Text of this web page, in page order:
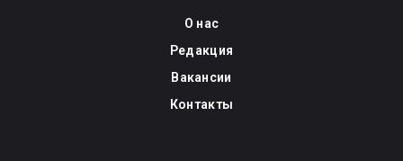
О нас
Редакция
Вакансии
Контакты